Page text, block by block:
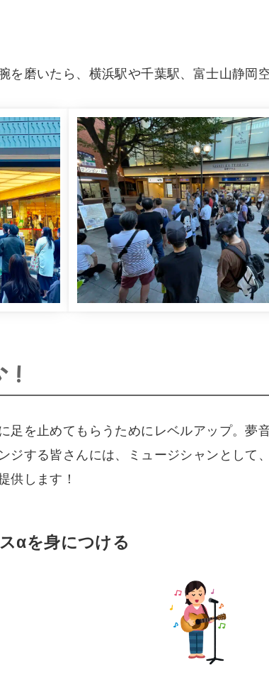
を磨いたら、横浜駅や千葉駅、富士山静岡
足を止めてもらうためにレベルアップ。
ジする皆さんには、ミュージシャンとし
供します！
αを身につける